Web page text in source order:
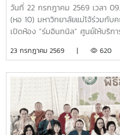
รักษาการหัวหน้างานหอพักนักศึกษ
ดำเนินงานของหอพักนักศึกษา พร้
การใช้ชีวิตในรั้วมหาวิทยาลัย และ น
การอนุรักษ์ศิลปวัฒนธรรม และกิจ
พงษ์พานิช และนายพงษ์พิพัฒน์ ร
ชมเส้นทางและสถานที่สำคัญภาย
คุณพระช่วงเกษตรศิลปการ เพื่อใ
คุณูปการของปูชนียบุคคลผู้มีควา
ทางประวัติศาสตร์และจิตวิญญาณ
วันที่ 22 กรกฎาคม 2569 เวลา
(หอ 10) มหาวิทยาลัยแม่โจ้ร่วมกั
เปิดห้อง “ร่มอินทนิล” ศูนย์ให้บริก
ดร.เทพ พงษ์พานิช นายกสภามหาวิ
ศาสตร์ และนักศึกษา เข้าร่วมอย่า
อินทนิล” เกิดขึ้นจากความร่วมมือร
คณะพยาบาลศาสตร์ เพื่อเป็นศูน
เบื้องต้น การให้คำปรึกษา แนะนำ
แก่นักศึกษา เพื่อให้นักศึกษาได้รับ
23 กรกฎาคม 2569 | 620